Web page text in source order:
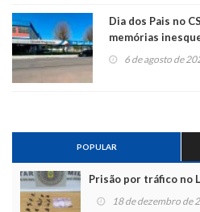
Dia dos Pais no
memórias
6 de agosto de
POPULAR
Prisão por tráfico no
18 de dezembro de